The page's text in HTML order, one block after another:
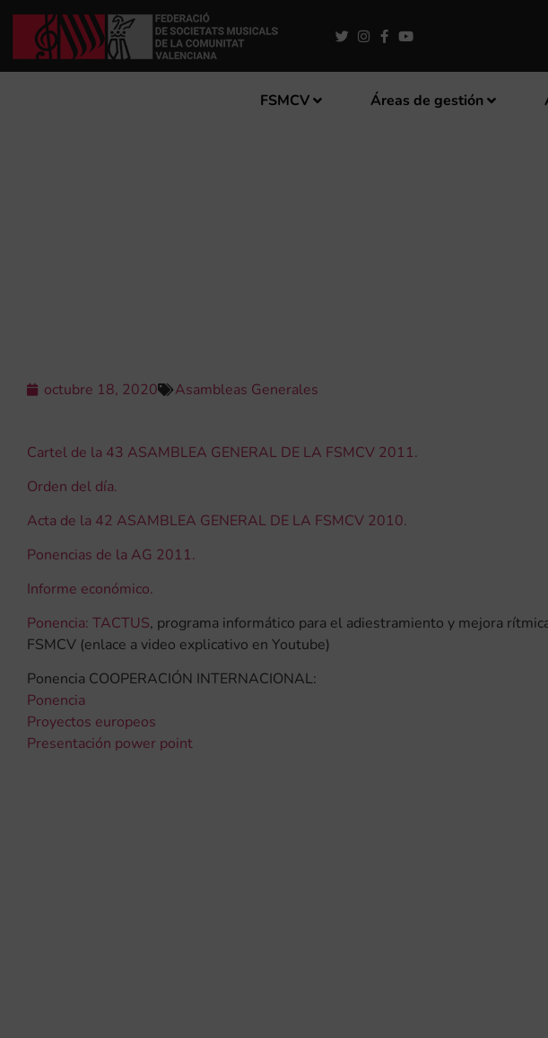
FSMCV Áreas de gestión
octubre 18, 2020 Asambleas Generales
Cartel de la 43 ASAMBLEA GENERAL DE LA FSMCV 2011.
Orden del día.
Acta de la 42 ASAMBLEA GENERAL DE LA FSMCV 2010.
Ponencias de la AG 2011.
Informe económico.
Ponencia: TACTUS, programa informático para el adiestramiento y mejora
FSMCV (enlace a video explicativo en Youtube)
Ponencia COOPERACIÓN INTERNACIONAL:
Ponencia
Proyectos europeos
Presentación power point